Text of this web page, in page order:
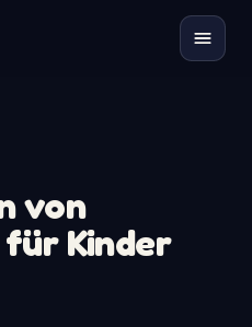
von
Kinder